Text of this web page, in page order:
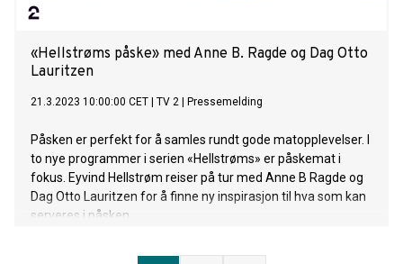
«Hellstrøms påske» med Anne B. Ragde og Dag Otto
Lauritzen
21.3.2023 10:00:00 CET TV 2 Pressemelding
Påsken er perfekt for å samles rundt gode matopplevelser. I
to nye programmer i serien «Hellstrøms» er påskemat i
fokus. Eyvind Hellstrøm reiser på tur med Anne B Ragde og
Dag Otto Lauritzen for å finne ny inspirasjon til hva som kan
serveres i påsken.